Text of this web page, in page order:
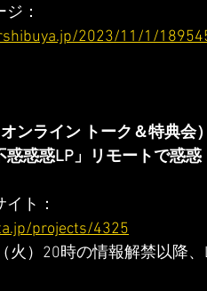
：
2023/11/1/
ンライン トーク＆特典会）
惑惑惑LP」リモートで惑
ト：
projects/4325
火）20時の情報解禁以降